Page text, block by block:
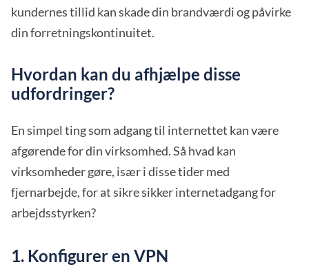
kundernes tillid kan skade din brandværdi og påvirke
din forretningskontinuitet.
Hvordan kan du afhjælpe disse
udfordringer?
En simpel ting som adgang til internettet kan være
afgørende for din virksomhed. Så hvad kan
virksomheder gøre, især i disse tider med
fjernarbejde, for at sikre sikker internetadgang for
arbejdsstyrken?
1. Konfigurer en VPN